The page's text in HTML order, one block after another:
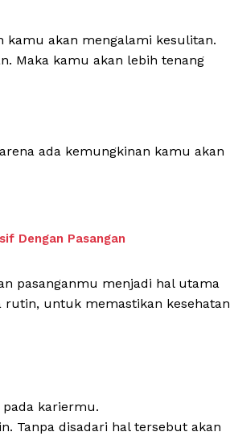
akan mengalami kesulitan.
Maka kamu akan lebih tenang
ada kemungkinan kamu akan
Dengan Pasangan
pasanganmu menjadi hal utama
rutin, untuk memastikan kesehatan
kariermu.
Tanpa disadari hal tersebut akan